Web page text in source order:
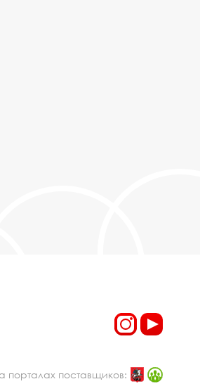
порталах поставщиков: